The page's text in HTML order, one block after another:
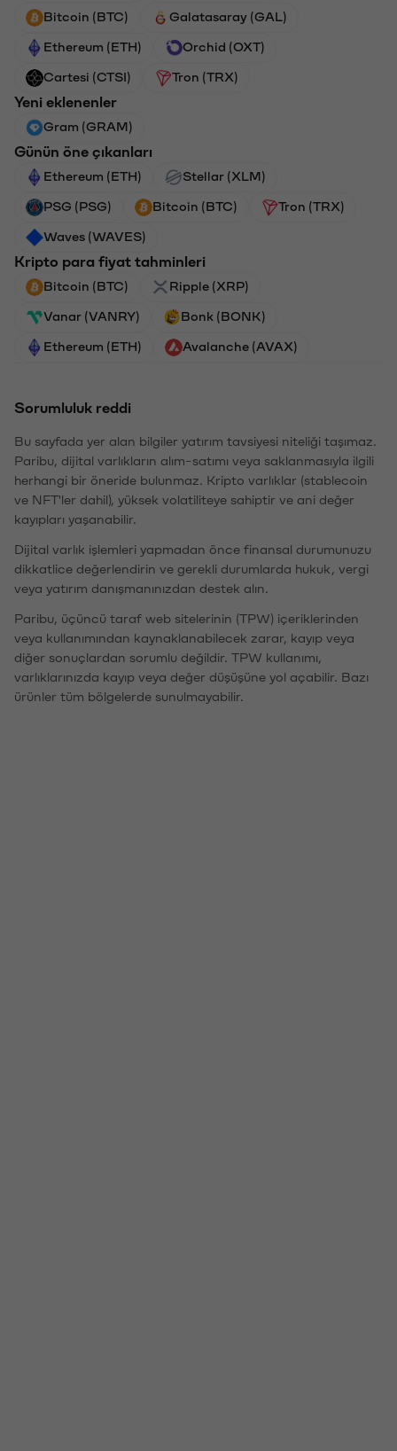
Bitcoin (BTC) Galatasaray (GAL)
Ethereum (ETH) Orchid (OXT)
Cartesi (CTSI) Tron (TRX)
Yeni eklenenler
Gram (GRAM)
Günün öne çıkanları
Ethereum (ETH) Stellar (XLM)
PSG (PSG) Bitcoin (BTC) Tron (TRX)
Waves (WAVES)
Kripto para fiyat tahminleri
Bitcoin (BTC) Ripple (XRP)
Vanar (VANRY) Bonk (BONK)
Ethereum (ETH) Avalanche (AVAX)
Sorumluluk reddi
Bu sayfada yer alan bilgiler yatırım tavsiyesi niteliği taşımaz.
Paribu, dijital varlıkların alım-satımı veya saklanmasıyla ilgili
herhangi bir öneride bulunmaz. Kripto varlıklar (stablecoin
ve NFT'ler dahil), yüksek volatiliteye sahiptir ve ani değer
kayıpları yaşanabilir.
Dijital varlık işlemleri yapmadan önce finansal durumunuzu
dikkatlice değerlendirin ve gerekli durumlarda hukuk, vergi
veya yatırım danışmanınızdan destek alın.
Paribu, üçüncü taraf web sitelerinin (TPW) içeriklerinden
veya kullanımından kaynaklanabilecek zarar, kayıp veya
diğer sonuçlardan sorumlu değildir. TPW kullanımı,
varlıklarınızda kayıp veya değer düşüşüne yol açabilir. Bazı
ürünler tüm bölgelerde sunulmayabilir.